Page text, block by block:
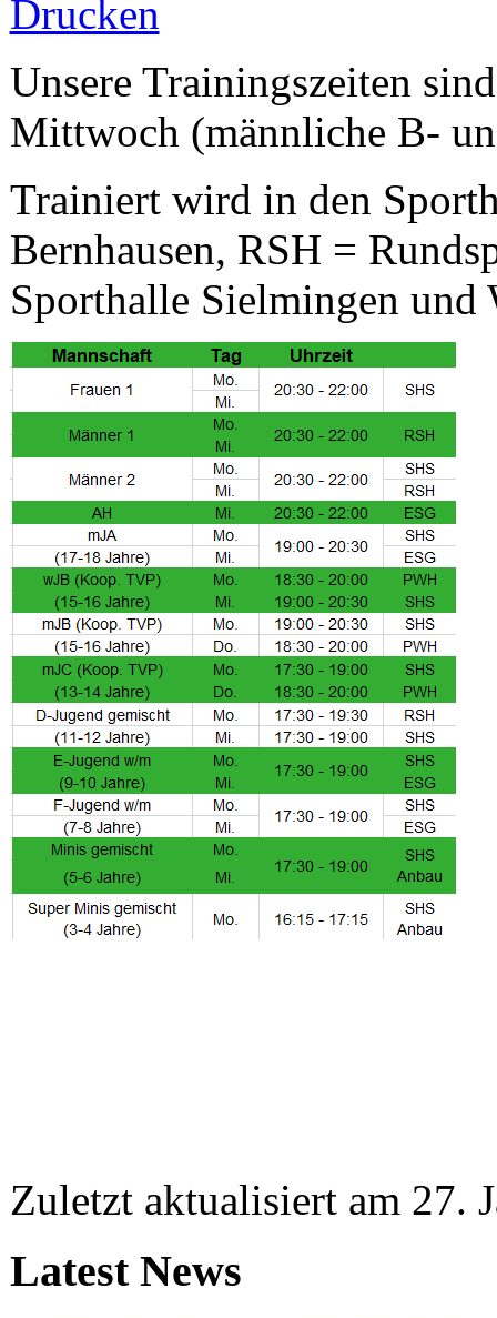
Unsere Trainingszeiten
Mittwoch (männliche B-
Trainiert wird in den
Bernhausen, RSH =
Sporthalle Sielmingen
Zuletzt aktualisiert am 27.
Latest News